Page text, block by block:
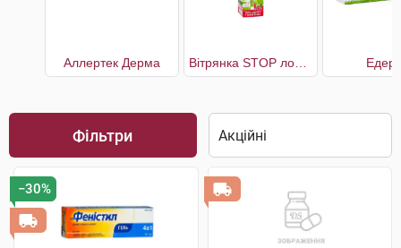
Аллертек Дерма
Фільтри
−30%